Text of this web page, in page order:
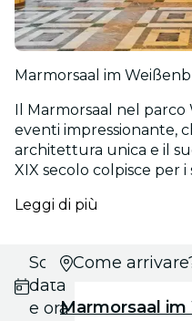
Marmorsaal im
Il Marmorsaal nel
eventi impressionante,
architettura unica e il
XIX secolo colpisce per i
Leggi di più
Scegli
data
e ora
Come
Marmorsaal